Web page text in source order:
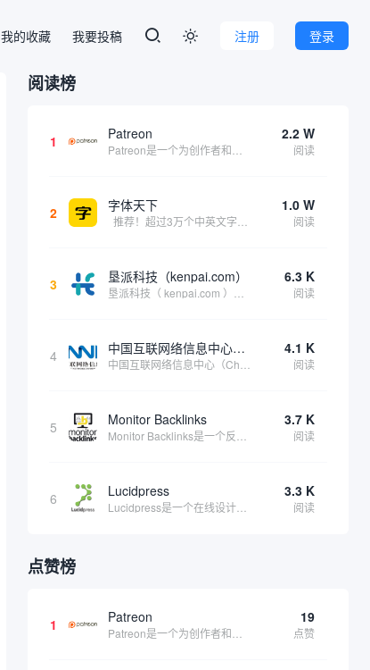
登录
注册

我的收藏 我要投稿
阅读榜
1 Patreon 2.2 W
阅读
2 字体天下 1.0 W
阅读
3 垦派科技（kenpai.com） 6.3 K
阅读
4 中国互联网络信息中心（CNNIC） 4.1 K
阅读
5 Monitor Backlinks 3.7 K
阅读
6 Lucidpress 3.3 K
阅读
点赞榜
1 Patreon 19
点赞